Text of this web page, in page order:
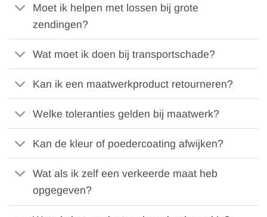
Moet ik helpen met lossen bij grote
zendingen?
Wat moet ik doen bij transportschade?
Kan ik een maatwerkproduct retourneren?
Welke toleranties gelden bij maatwerk?
Kan de kleur of poedercoating afwijken?
Wat als ik zelf een verkeerde maat heb
opgegeven?